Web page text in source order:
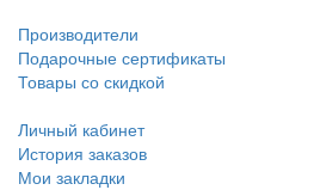
Производители
Подарочные сертификаты
Товары со скидкой
Личный кабинет
История заказов
Мои закладки